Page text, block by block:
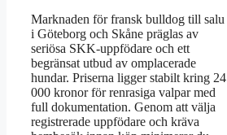
Marknaden för fransk bulldog till salu
i Göteborg och Skåne präglas av
seriösa SKK-uppfödare och ett
begränsat utbud av omplacerade
hundar. Priserna ligger stabilt kring 24
000 kronor för renrasiga valpar med
full dokumentation. Genom att välja
registrerade uppfödare och kräva